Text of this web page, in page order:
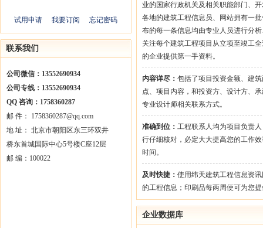
试用申请 我要订阅 忘记密码
联系我们
公司微信：13552690934
公司专线：13552690934
QQ 咨询：1758360287
邮 件： 1758360287@qq.com
地 址： 北京市朝阳区东三环双井
桥东首城国际中心5号楼C座12层
邮 编：100022
业的国家行政机关及相关职能部门、
各地的建筑工程信息员、网站拥有一
布的每一条信息均由专业人员进行分
关注每个建筑工程项目从立项至竣工
的企业提供第一手资料。
内容详尽： 包括了项目投资金额、建
点、项目内容，和投资方、设计方、
专业设计师相关联系方式。
准确到位： 工程联系人均为项目负责
行仔细核对，必定大大提高您的工作
时间。
及时快捷： 使用纬天建筑工程信息资
的工程信息；印刷品每两周便可为您
企业数据库